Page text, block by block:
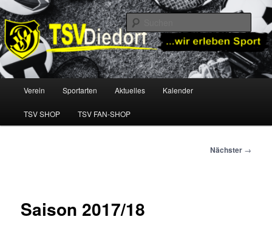
Zum
primären
Inhalt
springenTSV Diedorf
TSV Diedorf e.V.
Verein Sportarten Aktuelles Kalender
TSV SHOP TSV FAN-SHOP
Nächster →
Saison 2017/18